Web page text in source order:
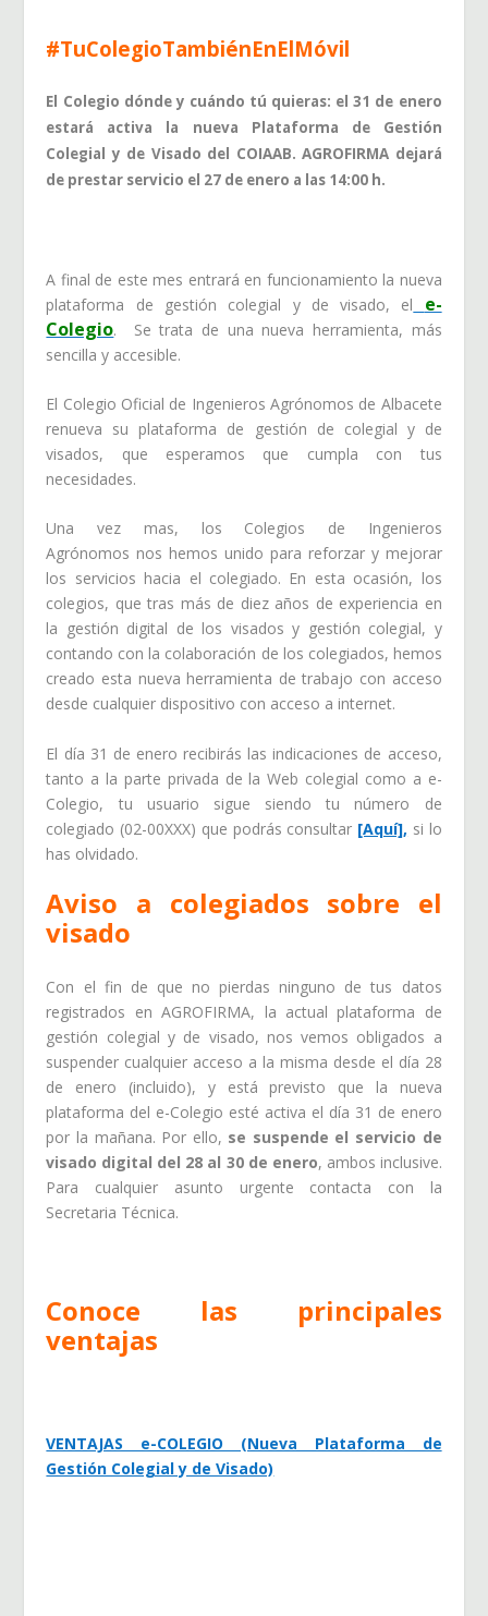
#TuColegioTambiénEnElMóvil
El Colegio dónde y cuándo tú quieras: el 31 de enero
estará activa la nueva Plataforma de Gestión
Colegial y de Visado del COIAAB. AGROFIRMA dejará
de prestar servicio el 27 de enero a las 14:00 h.
A final de este mes entrará en funcionamiento la nueva
plataforma de gestión colegial y de visado, el
e-
Colegio. Se trata de una nueva herramienta, más
sencilla y accesible.
El Colegio Oficial de Ingenieros Agrónomos de Albacete
renueva su plataforma de gestión de colegial y de
visados, que esperamos que cumpla con tus
necesidades.
Una vez mas, los Colegios de Ingenieros
Agrónomos nos hemos unido para reforzar y mejorar
los servicios hacia el colegiado. En esta ocasión, los
colegios, que tras más de diez años de experiencia en
la gestión digital de los visados y gestión colegial, y
contando con la colaboración de los colegiados, hemos
creado esta nueva herramienta de trabajo con acceso
desde cualquier dispositivo con acceso a internet.
El día 31 de enero recibirás las indicaciones de acceso,
tanto a la parte privada de la Web colegial como a e-
Colegio, tu usuario sigue siendo tu número de
colegiado (02-00XXX) que podrás consultar [Aquí], si lo
has olvidado.
Aviso a colegiados sobre el
visado
Con el fin de que no pierdas ninguno de tus datos
registrados en AGROFIRMA, la actual plataforma de
gestión colegial y de visado, nos vemos obligados a
suspender cualquier acceso a la misma desde el día 28
de enero (incluido), y está previsto que la nueva
plataforma del e-Colegio esté activa el día 31 de enero
por la mañana. Por ello, se suspende el servicio de
visado digital del 28 al 30 de enero, ambos inclusive.
Para cualquier asunto urgente contacta con la
Secretaria Técnica.
Conoce las principales
ventajas
VENTAJAS e-COLEGIO (Nueva Plataforma de
Gestión Colegial y de Visado)